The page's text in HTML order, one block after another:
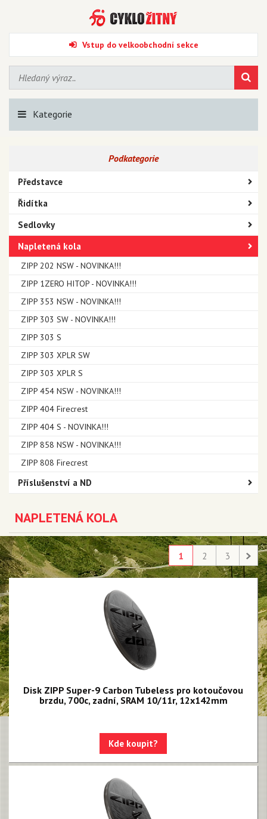
Vstup do velkoobchodní sekce
Kategorie
Podkategorie
Představce
Řidítka
Sedlovky
Napletená kola
ZIPP 202 NSW - NOVINKA!!!
ZIPP 1ZERO HITOP - NOVINKA!!!
ZIPP 353 NSW - NOVINKA!!!
ZIPP 303 SW - NOVINKA!!!
ZIPP 303 S
ZIPP 303 XPLR SW
ZIPP 303 XPLR S
ZIPP 454 NSW - NOVINKA!!!
ZIPP 404 Firecrest
ZIPP 404 S - NOVINKA!!!
ZIPP 858 NSW - NOVINKA!!!
ZIPP 808 Firecrest
Příslušenství a ND
NAPLETENÁ KOLA
1 2 3
Disk ZIPP Super-9 Carbon Tubeless pro kotoučovou
brzdu, 700c, zadní, SRAM 10/11r, 12x142mm
Kde koupit?